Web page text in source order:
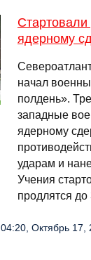
ядерному
начал
полдень».
западные
ядерному
ударам и
Учения
продлятся
04:20, Октябрь 17,